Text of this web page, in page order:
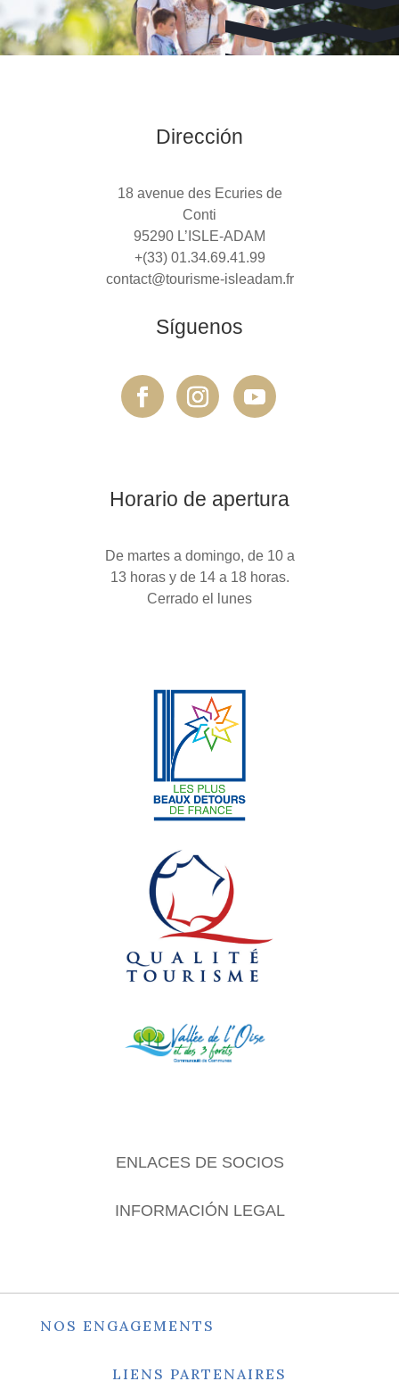
Dirección
18 avenue des Ecuries de
Conti
95290 L’ISLE-ADAM
+(33) 01.34.69.41.99
contact@tourisme-isleadam.fr
Síguenos
Horario de apertura
De martes a domingo, de 10 a
13 horas y de 14 a 18 horas.
Cerrado el lunes
ENLACES DE SOCIOS
INFORMACIÓN LEGAL
NOS ENGAGEMENTS
LIENS PARTENAIRES